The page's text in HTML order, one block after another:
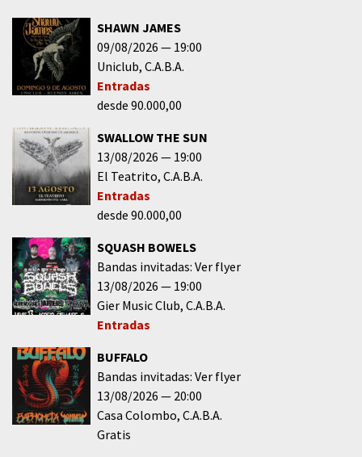
SHAWN JAMES
09/08/2026
19:00
Uniclub C.A.B.A.
Entradas
desde 90.000,00
SWALLOW THE SUN
13/08/2026
19:00
El Teatrito C.A.B.A.
Entradas
desde 90.000,00
SQUASH BOWELS
Bandas invitadas: Ver flyer
13/08/2026
19:00
Gier Music Club C.A.B.A.
Entradas
BUFFALO
Bandas invitadas: Ver flyer
13/08/2026
20:00
Casa Colombo C.A.B.A.
Gratis